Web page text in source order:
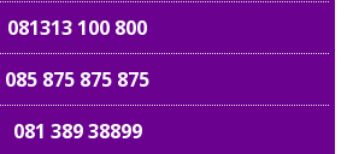
081313 100 800
085 875 875 875
081 389 38899